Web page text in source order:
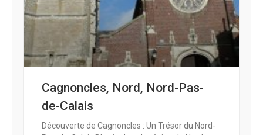
Cagnoncles, Nord, Nord-Pas-
de-Calais
Découverte de Cagnoncles : Un Trésor du Nord-